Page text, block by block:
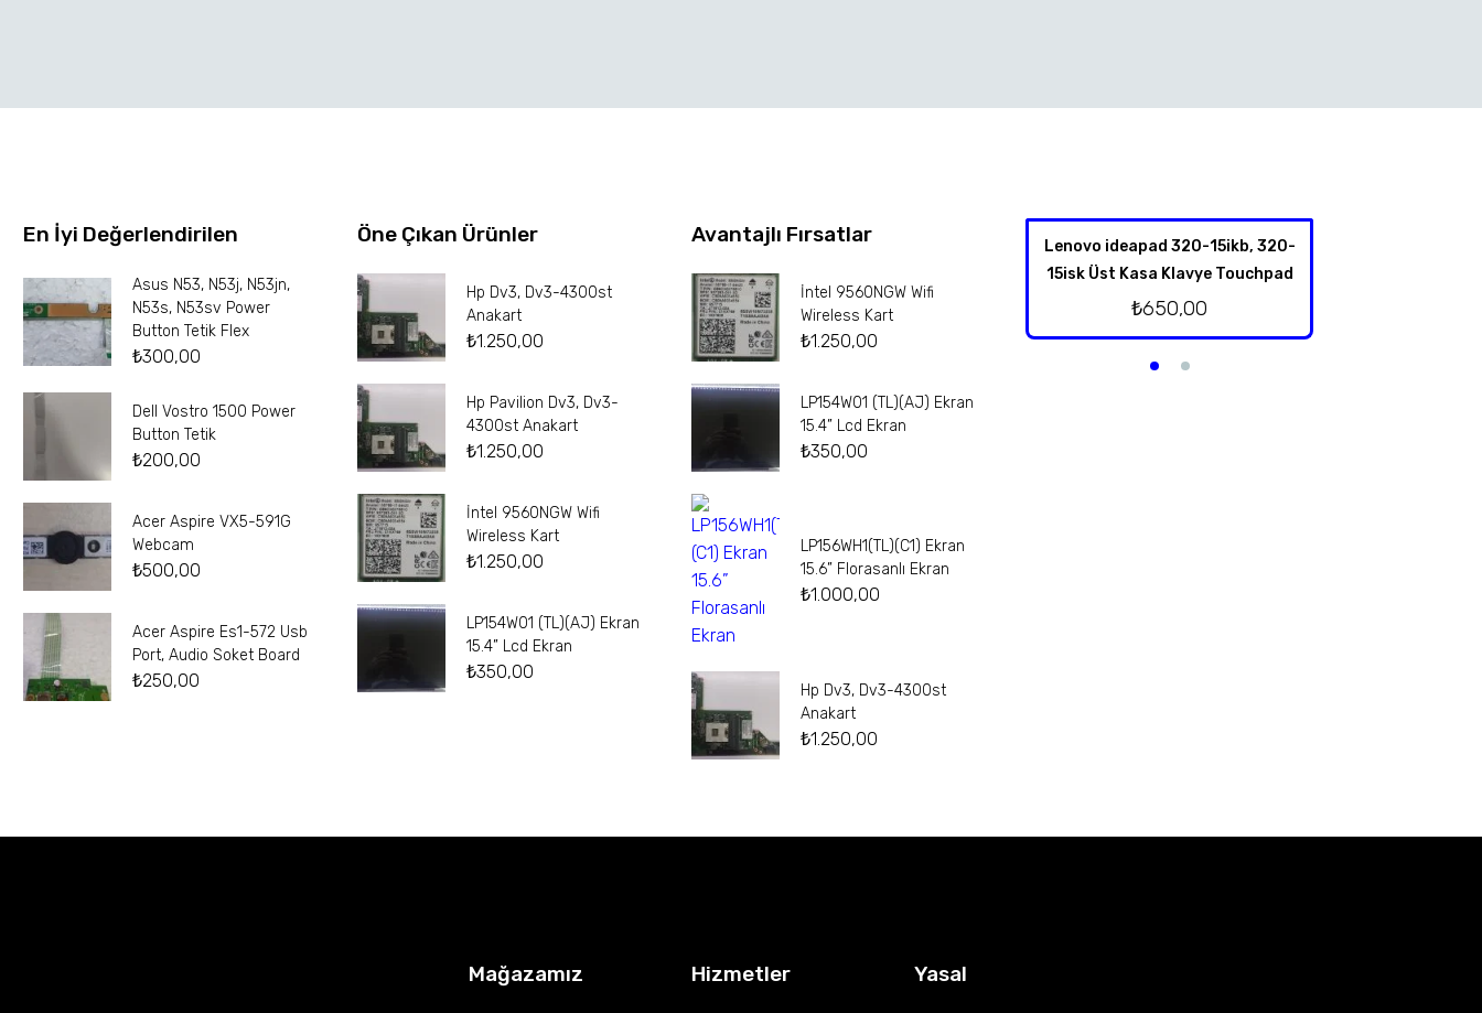
En İyi Değerlendirilen
Asus N53, N53j, N53jn,
N53s, N53sv Power
Button Tetik Flex
₺300,00
Dell Vostro 1500 Power
Button Tetik
₺200,00
Acer Aspire VX5-591G
Webcam
₺500,00
Acer Aspire Es1-572 Usb
Port, Audio Soket Board
₺250,00
Öne Çıkan Ürünler
Hp Dv3, Dv3-4300st
Anakart
₺1.250,00
Hp Pavilion Dv3, Dv3-
4300st Anakart
₺1.250,00
İntel 9560NGW Wifi
Wireless Kart
₺1.250,00
LP154W01 (TL)(AJ) Ekran
15.4” Lcd Ekran
₺350,00
Avantajlı Fırsatlar
İntel 9560NGW Wifi
Wireless Kart
₺1.250,00
LP154W01 (TL)(AJ) Ekran
15.4” Lcd Ekran
₺350,00
LP156WH1(TL)(C1) Ekran
15.6” Florasanlı Ekran
₺1.000,00
Hp Dv3, Dv3-4300st
Anakart
₺1.250,00
Lenovo ideapad 320-15ikb, 320-
15isk Üst Kasa Klavye Touchpad
₺650,00
Mağazamız Hizmetler Yasal